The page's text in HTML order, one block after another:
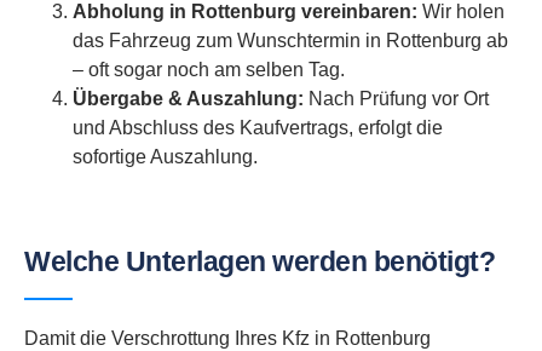
Abholung in Rottenburg vereinbaren: Wir holen
das Fahrzeug zum Wunschtermin in Rottenburg ab
– oft sogar noch am selben Tag.
Übergabe & Auszahlung: Nach Prüfung vor Ort
und Abschluss des Kaufvertrags, erfolgt die
sofortige Auszahlung.
Welche Unterlagen werden benötigt?
Damit die Verschrottung Ihres Kfz in Rottenburg